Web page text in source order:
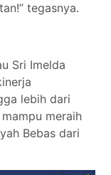
tegasnya.
Sri Imelda
lebih dari
meraih
Bebas dari